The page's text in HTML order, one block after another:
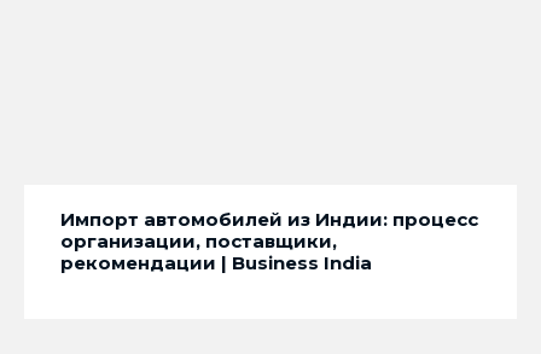
Импорт автомобилей из Индии: процесс
организации, поставщики,
рекомендации | Business India